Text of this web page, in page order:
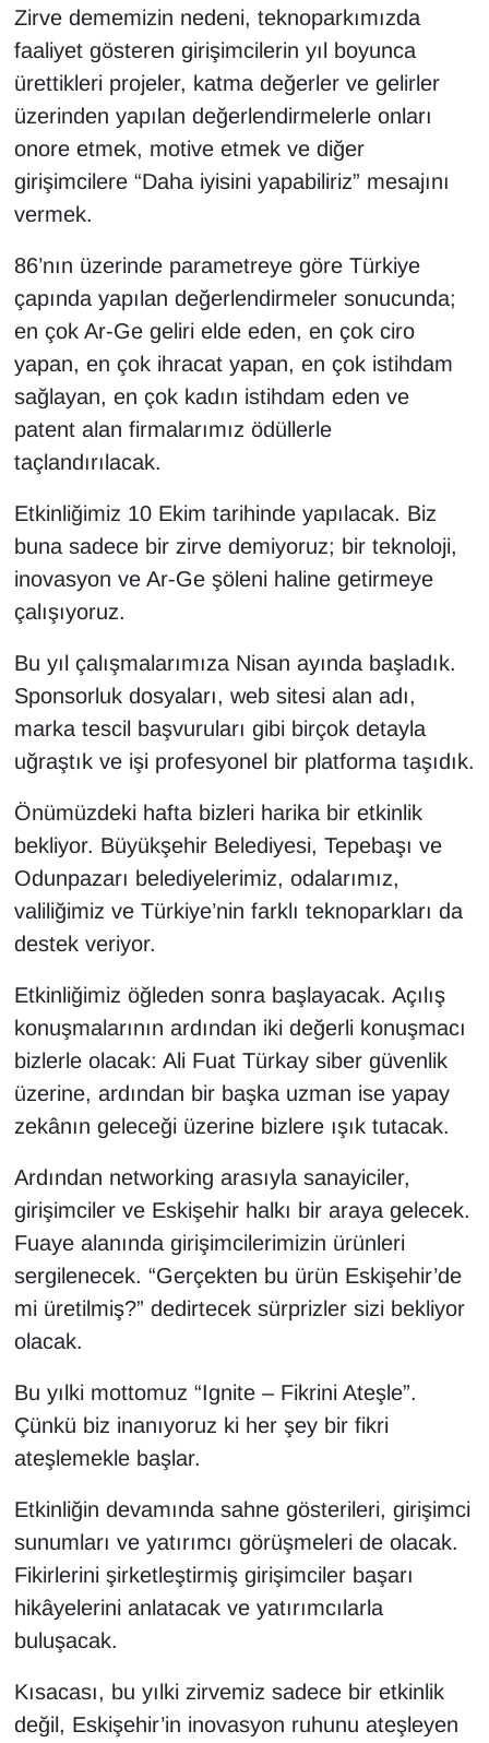
Zirve dememizin nedeni, teknoparkımızda
faaliyet gösteren girişimcilerin yıl boyunca
ürettikleri projeler, katma değerler ve gelirler
üzerinden yapılan değerlendirmelerle onları
onore etmek, motive etmek ve diğer
girişimcilere “Daha iyisini yapabiliriz” mesajını
vermek.
86’nın üzerinde parametreye göre Türkiye
çapında yapılan değerlendirmeler sonucunda;
en çok Ar-Ge geliri elde eden, en çok ciro
yapan, en çok ihracat yapan, en çok istihdam
sağlayan, en çok kadın istihdam eden ve
patent alan firmalarımız ödüllerle
taçlandırılacak.
Etkinliğimiz 10 Ekim tarihinde yapılacak. Biz
buna sadece bir zirve demiyoruz; bir teknoloji,
inovasyon ve Ar-Ge şöleni haline getirmeye
çalışıyoruz.
Bu yıl çalışmalarımıza Nisan ayında başladık.
Sponsorluk dosyaları, web sitesi alan adı,
marka tescil başvuruları gibi birçok detayla
uğraştık ve işi profesyonel bir platforma taşıdık.
Önümüzdeki hafta bizleri harika bir etkinlik
bekliyor. Büyükşehir Belediyesi, Tepebaşı ve
Odunpazarı belediyelerimiz, odalarımız,
valiliğimiz ve Türkiye’nin farklı teknoparkları da
destek veriyor.
Etkinliğimiz öğleden sonra başlayacak. Açılış
konuşmalarının ardından iki değerli konuşmacı
bizlerle olacak: Ali Fuat Türkay siber güvenlik
üzerine, ardından bir başka uzman ise yapay
zekânın geleceği üzerine bizlere ışık tutacak.
Ardından networking arasıyla sanayiciler,
girişimciler ve Eskişehir halkı bir araya gelecek.
Fuaye alanında girişimcilerimizin ürünleri
sergilenecek. “Gerçekten bu ürün Eskişehir’de
mi üretilmiş?” dedirtecek sürprizler sizi bekliyor
olacak.
Bu yılki mottomuz “Ignite – Fikrini Ateşle”.
Çünkü biz inanıyoruz ki her şey bir fikri
ateşlemekle başlar.
Etkinliğin devamında sahne gösterileri, girişimci
sunumları ve yatırımcı görüşmeleri de olacak.
Fikirlerini şirketleştirmiş girişimciler başarı
hikâyelerini anlatacak ve yatırımcılarla
buluşacak.
Kısacası, bu yılki zirvemiz sadece bir etkinlik
değil, Eskişehir’in inovasyon ruhunu ateşleyen